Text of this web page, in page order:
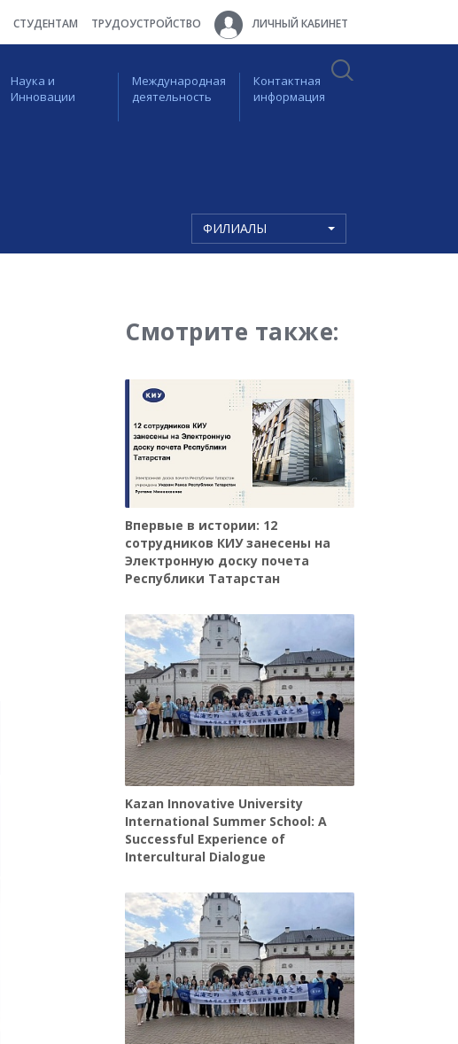
СТУДЕНТАМ ТРУДОУСТРОЙСТВО ЛИЧНЫЙ КАБИНЕТ
Наука и
Инновации
Международная
деятельность
Контактная
информация
ФИЛИАЛЫ
Смотрите также:
Впервые в истории: 12
сотрудников КИУ занесены на
Электронную доску почета
Республики Татарстан
Kazan Innovative University
International Summer School: A
Successful Experience of
Intercultural Dialogue